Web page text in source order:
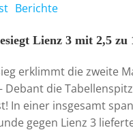
Berichte
Lienz 3 mit 2,5 zu
erklimmt die zweite
Debant die
In einer insgesamt
gegen Lienz 3